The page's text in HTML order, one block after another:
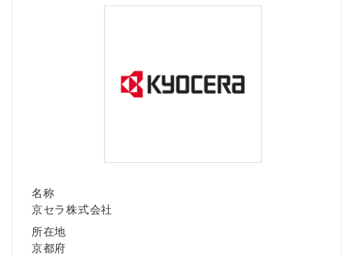
名称
京セラ株式会社
所在地
京都府